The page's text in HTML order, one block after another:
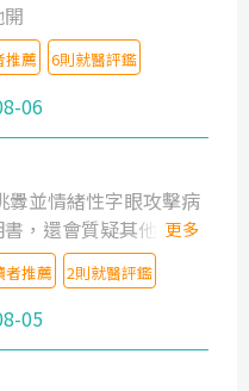
推薦 6則就醫評鑑
06
釁並情緒性字眼攻擊病
，還會質疑其他醫生
更多
者推薦 2則就醫評鑑
05